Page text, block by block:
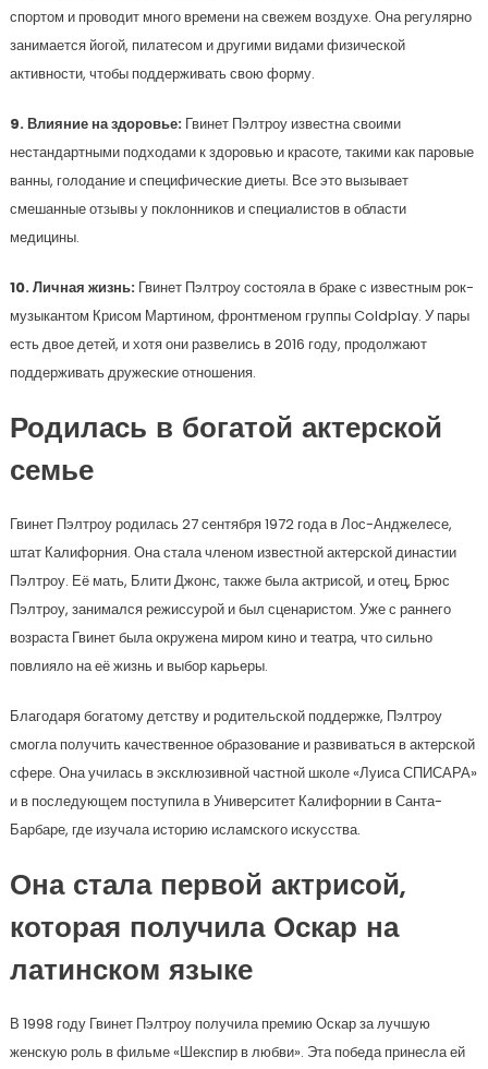
спортом и проводит много времени на свежем воздухе. Она регулярно
занимается йогой, пилатесом и другими видами физической
активности, чтобы поддерживать свою форму.
9. Влияние на здоровье:Гвинет Пэлтроу известна своими
нестандартными подходами к здоровью и красоте, такими как паровые
ванны, голодание и специфические диеты. Все это вызывает
смешанные отзывы у поклонников и специалистов в области
медицины.
10. Личная жизнь:Гвинет Пэлтроу состояла в браке с известным рок-
музыкантом Крисом Мартином, фронтменом группы Coldplay. У пары
есть двое детей, и хотя они развелись в 2016 году, продолжают
поддерживать дружеские отношения.
Родилась в богатой актерской
семье
Гвинет Пэлтроу родилась 27 сентября 1972 года в Лос-Анджелесе,
штат Калифорния. Она стала членом известной актерской династии
Пэлтроу. Её мать, Блити Джонс, также была актрисой, и отец, Брюс
Пэлтроу, занимался режиссурой и был сценаристом. Уже с раннего
возраста Гвинет была окружена миром кино и театра, что сильно
повлияло на её жизнь и выбор карьеры.
Благодаря богатому детству и родительской поддержке, Пэлтроу
смогла получить качественное образование и развиваться в актерской
сфере. Она училась в эксклюзивной частной школе «Луиса СПИСАРА»
и в последующем поступила в Университет Калифорнии в Санта-
Барбаре, где изучала историю исламского искусства.
Она стала первой актрисой,
которая получила Оскар на
латинском языке
В 1998 году Гвинет Пэлтроу получила премию Оскар за лучшую
женскую роль в фильме «Шекспир в любви». Эта победа принесла ей